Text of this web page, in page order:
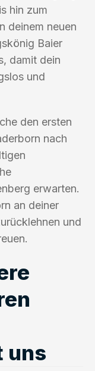
hin zum
deinem neuen
Baier
damit dein
und
den ersten
nach
erwarten.
an deiner
und
uns